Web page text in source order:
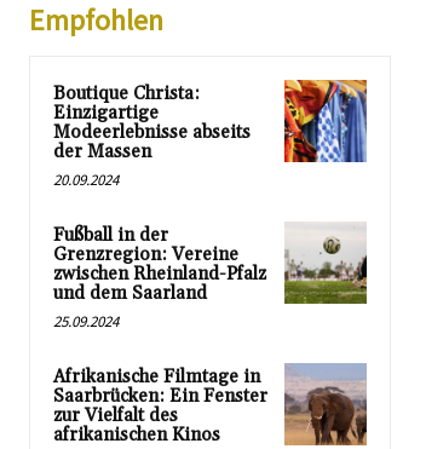
Empfohlen
Boutique Christa:
Einzigartige
Modeerlebnisse abseits
der Massen
20.09.2024
Fußball in der
Grenzregion: Vereine
zwischen Rheinland-Pfalz
und dem Saarland
25.09.2024
Afrikanische Filmtage in
Saarbrücken: Ein Fenster
zur Vielfalt des
afrikanischen Kinos